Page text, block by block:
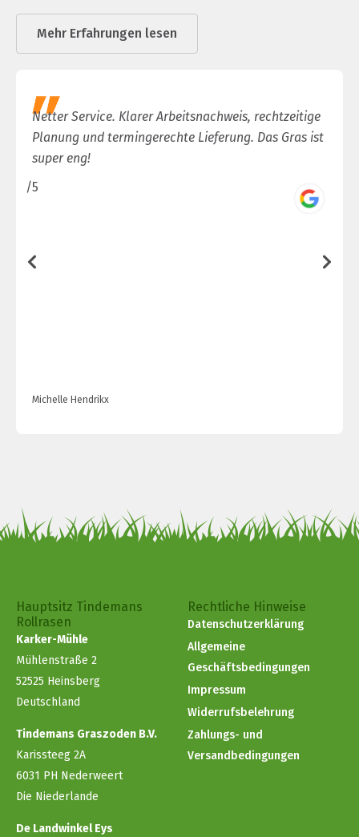
Mehr Erfahrungen lesen
Netter Service. Klarer Arbeitsnachweis, rechtzeitige
Planung und termingerechte Lieferung. Das Gras ist
super eng!
/5
Michelle Hendrikx
Hauptsitz Tindemans
Rollrasen
Karker-Mühle
Mühlenstraße 2
52525 Heinsberg
Deutschland
Tindemans Graszoden B.V.
Karissteeg 2A
6031 PH Nederweert
Die Niederlande
De Landwinkel Eys
Rechtliche Hinweise
Datenschutzerklärung
Allgemeine
Geschäftsbedingungen
Impressum
Widerrufsbelehrung
Zahlungs- und
Versandbedingungen